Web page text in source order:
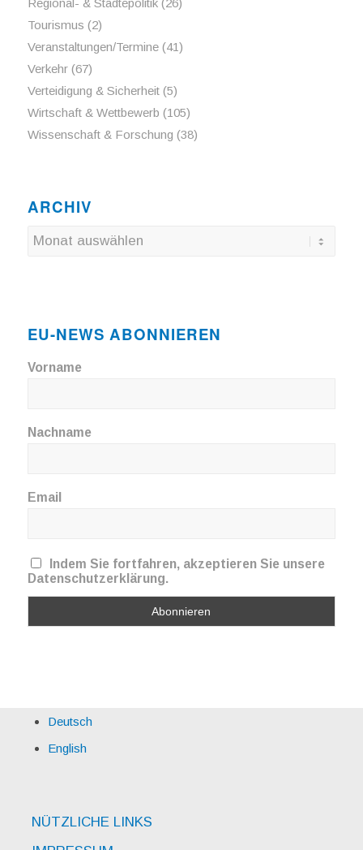
Regional- & Städtepolitik(26)
Tourismus (2)
Veranstaltungen/Termine(41)
Verkehr(67)
Verteidigung & Sicherheit(5)
Wirtschaft & Wettbewerb (105)
Wissenschaft & Forschung (38)
ARCHIV
EU-NEWS ABONNIEREN
Vorname
Nachname
Email
Indem Sie fortfahren, akzeptieren Sie unsere
Datenschutzerklärung.
Deutsch
English
NÜTZLICHE LINKS